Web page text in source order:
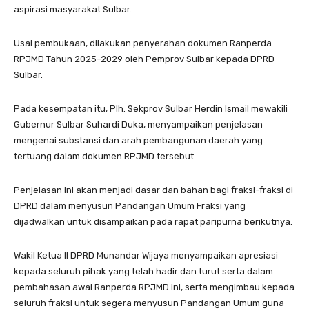
aspirasi masyarakat Sulbar.
Usai pembukaan, dilakukan penyerahan dokumen Ranperda
RPJMD Tahun 2025–2029 oleh Pemprov Sulbar kepada DPRD
Sulbar.
Pada kesempatan itu, Plh. Sekprov Sulbar Herdin Ismail mewakili
Gubernur Sulbar Suhardi Duka, menyampaikan penjelasan
mengenai substansi dan arah pembangunan daerah yang
tertuang dalam dokumen RPJMD tersebut.
Penjelasan ini akan menjadi dasar dan bahan bagi fraksi-fraksi di
DPRD dalam menyusun Pandangan Umum Fraksi yang
dijadwalkan untuk disampaikan pada rapat paripurna berikutnya.
Wakil Ketua II DPRD Munandar Wijaya menyampaikan apresiasi
kepada seluruh pihak yang telah hadir dan turut serta dalam
pembahasan awal Ranperda RPJMD ini, serta mengimbau kepada
seluruh fraksi untuk segera menyusun Pandangan Umum guna